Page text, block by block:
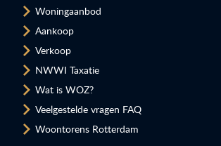
Woningaanbod
Aankoop
Verkoop
NWWI Taxatie
Wat is WOZ?
Veelgestelde vragen FAQ
Woontorens Rotterdam